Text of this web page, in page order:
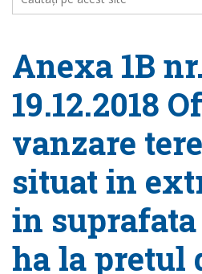
Anexa 1B
19.12.2018
vanzare
situat in
in suprafata
ha la pretul